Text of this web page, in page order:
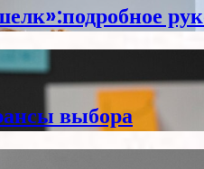
выбора